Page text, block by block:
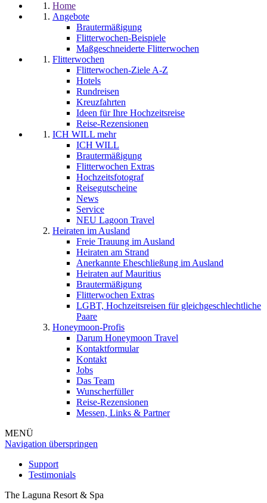
Home
Angebote
Brautermäßigung
Flitterwochen-Beispiele
Maßgeschneiderte Flitterwochen
Flitterwochen
Flitterwochen-Ziele A-Z
Hotels
Rundreisen
Kreuzfahrten
Ideen für Ihre Hochzeitsreise
Reise-Rezensionen
ICH WILL mehr
ICH WILL
Brautermäßigung
Flitterwochen Extras
Hochzeitsfotograf
Reisegutscheine
News
Service
NEU Lagoon Travel
Heiraten im Ausland
Freie Trauung im Ausland
Heiraten am Strand
Anerkannte Eheschließung im Ausland
Heiraten auf Mauritius
Brautermäßigung
Flitterwochen Extras
LGBT, Hochzeitsreisen für gleichgeschlechtliche
Paare
Honeymoon-Profis
Darum Honeymoon Travel
Kontaktformular
Kontakt
Jobs
Das Team
Wunscherfüller
Reise-Rezensionen
Messen, Links & Partner
MENÜ
Navigation überspringen
Support
Testimonials
The Laguna Resort & Spa